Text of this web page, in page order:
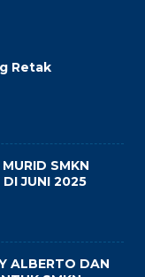
Retak
SMKN
DI JUNI 2025
ALBERTO DAN